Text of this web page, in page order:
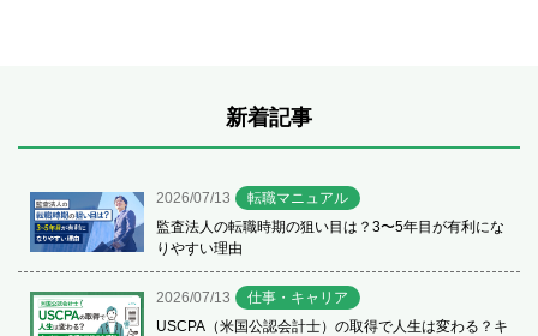
新着記事
2026/07/13
転職マニュアル
監査法人の転職時期の狙い目は？3〜5年目が有利にな
りやすい理由
2026/07/13
仕事・キャリア
USCPA（米国公認会計士）の取得で人生は変わる？キ